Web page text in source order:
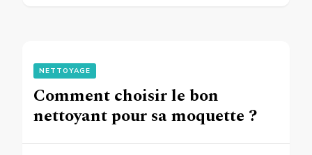
NETTOYAGE
Comment choisir le bon
nettoyant pour sa moquette ?